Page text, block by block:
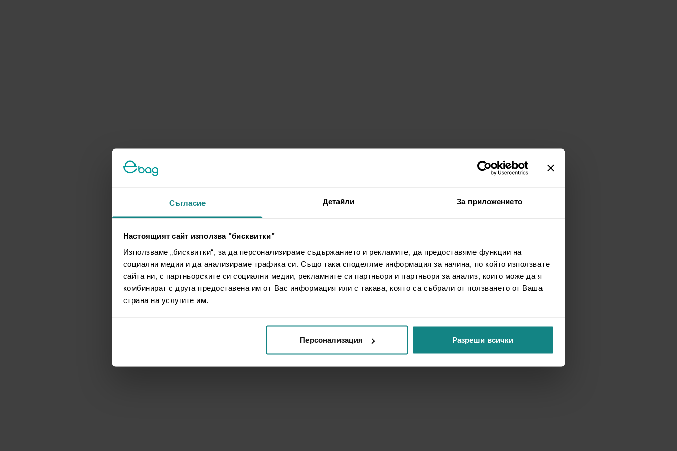
Съгласие Детайли За приложението
Настоящият сайт използва "бисквитки"
Използваме „бисквитки“, за да персонализираме съдържанието и рекламите, да предоставяме функции на
социални медии и да анализираме трафика си. Също така споделяме информация за начина, по който използвате
сайта ни, с партньорските си социални медии, рекламните си партньори и партньори за анализ, които може да я
комбинират с друга предоставена им от Вас информация или с такава, която са събрали от ползването от Ваша
страна на услугите им.
Персонализация Разреши всички